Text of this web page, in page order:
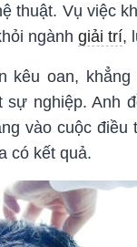
thuật. Vụ việc
ngành giải trí,
kêu oan,
sự nghiệp. Anh
vào cuộc điều
có kết quả.